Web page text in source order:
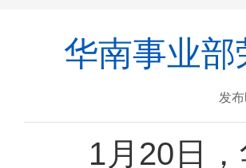
华南事业
发
1月20日